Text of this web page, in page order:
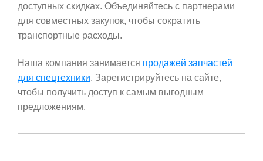
доступных скидках. Объединяйтесь с партнерами
для совместных закупок, чтобы сократить
транспортные расходы.
Наша компания занимается продажей запчастей
для спецтехники. Зарегистрируйтесь на сайте,
чтобы получить доступ к самым выгодным
предложениям.